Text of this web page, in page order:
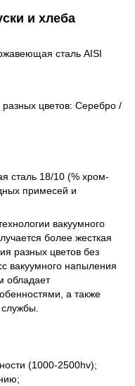
и хлеба
сталь AISI
цветов: Серебро /
сталь 18/10 (% хром-
примесей и
вакуумного
более жесткая
разных цветов без
вакуумного напыления
обладает
а также
(1000-2500hv);